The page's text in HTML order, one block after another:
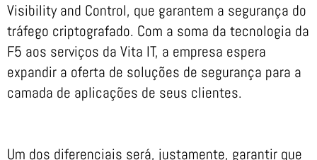
Visibility and Control, que garantem a segurança do
tráfego criptografado. Com a soma da tecnologia da
F5 aos serviços da Vita IT, a empresa espera
expandir a oferta de soluções de segurança para a
camada de aplicações de seus clientes.
Um dos diferenciais será, justamente, garantir que